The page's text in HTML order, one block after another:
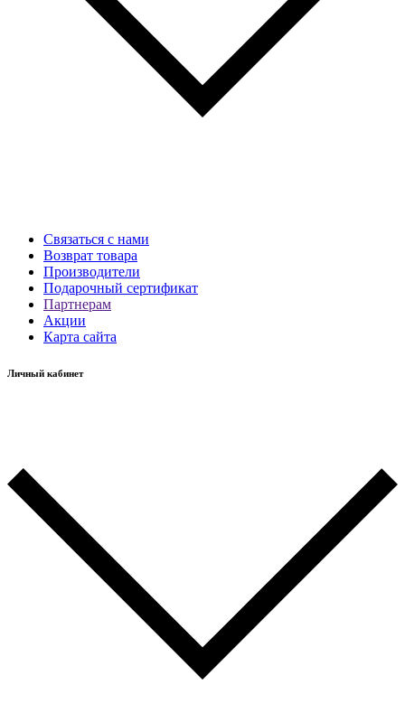
Связаться с нами
Возврат товара
Производители
Подарочный сертификат
Партнерам
Акции
Карта сайта
Личный кабинет